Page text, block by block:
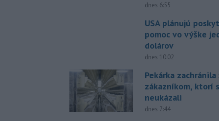
dnes 6:55
USA plánujú
pomoc vo výške
dolárov
dnes 10:02
Pekárka
zákazníkom, ktorí
neukázali
dnes 7:44